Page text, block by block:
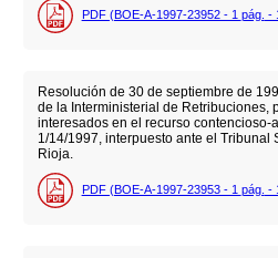
PDF (BOE-A-1997-23952 - 1 pág. -
Resolución de 30 de septiembre de
de la Interministerial de Retribuciones,
interesados en el recurso contencioso-
1/14/1997, interpuesto ante el Tribunal
Rioja.
PDF (BOE-A-1997-23953 - 1 pág. -